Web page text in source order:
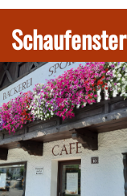
Schaufenster